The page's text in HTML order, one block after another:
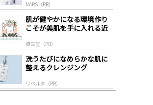
NARS（PR）
肌が健やかになる環境作り
こそが美肌を手に入れる近
資生堂（PR）
洗うたびになめらかな肌に
整えるクレンジング
リベルタ（PR）